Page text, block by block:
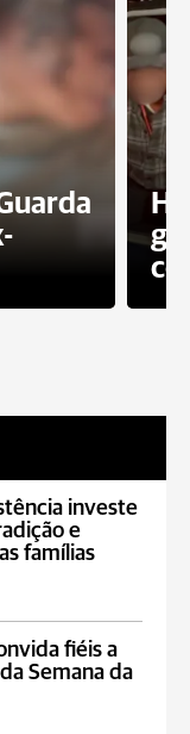
investe
e
famílias
fiéis a
Semana da